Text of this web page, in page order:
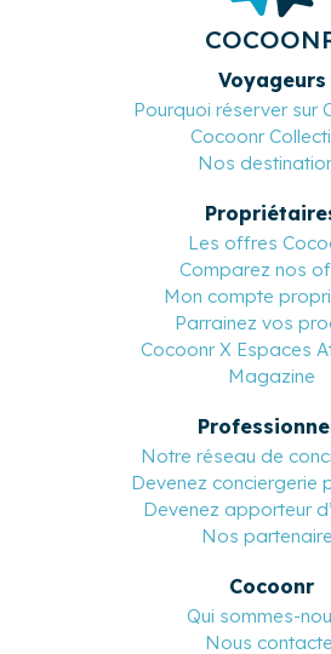
Voyageurs
Cocoonr
Nos
Les offres
Comparez nos
Mon compte
Cocoonr X Espaces
Magazine
Notre réseau de
Devenez apporteur
Nos